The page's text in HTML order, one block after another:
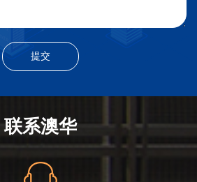
联系澳华